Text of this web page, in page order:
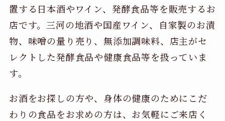
置する日本酒やワイン、発酵食品等を販売するお
店です。三河の地酒や国産ワイン、自家製のお漬
物、味噌の量り売り、無添加調味料、店主がセ
レクトした発酵食品や健康食品等を扱っていま
す。
お酒をお探しの方や、身体の健康のためにこだ
わりの食品をお求めの方は、お気軽にご来店く